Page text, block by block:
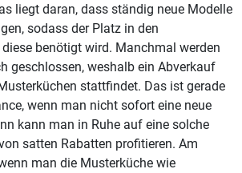
liegt daran, dass ständig neue Modelle
sodass der Platz in den
benötigt wird. Manchmal werden
geschlossen, weshalb ein Abverkauf
stattfindet. Das ist gerade
wenn man nicht sofort eine neue
kann man in Ruhe auf eine solche
satten Rabatten profitieren. Am
man die Musterküche wie